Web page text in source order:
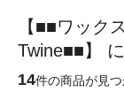
【■■ワック
Twine■■】
14件の商品が見